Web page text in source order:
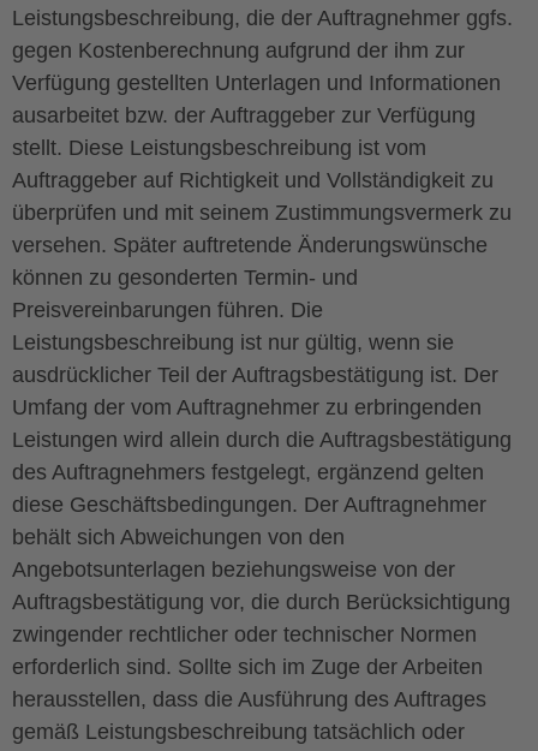
Leistungsbeschreibung, die der Auftragnehmer ggfs.
gegen Kostenberechnung aufgrund der ihm zur
Verfügung gestellten Unterlagen und Informationen
ausarbeitet bzw. der Auftraggeber zur Verfügung
stellt. Diese Leistungsbeschreibung ist vom
Auftraggeber auf Richtigkeit und Vollständigkeit zu
überprüfen und mit seinem Zustimmungsvermerk zu
versehen. Später auftretende Änderungswünsche
können zu gesonderten Termin- und
Preisvereinbarungen führen. Die
Leistungsbeschreibung ist nur gültig, wenn sie
ausdrücklicher Teil der Auftragsbestätigung ist. Der
Umfang der vom Auftragnehmer zu erbringenden
Leistungen wird allein durch die Auftragsbestätigung
des Auftragnehmers festgelegt, ergänzend gelten
diese Geschäftsbedingungen. Der Auftragnehmer
behält sich Abweichungen von den
Angebotsunterlagen beziehungsweise von der
Auftragsbestätigung vor, die durch Berücksichtigung
zwingender rechtlicher oder technischer Normen
erforderlich sind. Sollte sich im Zuge der Arbeiten
herausstellen, dass die Ausführung des Auftrages
gemäß Leistungsbeschreibung tatsächlich oder